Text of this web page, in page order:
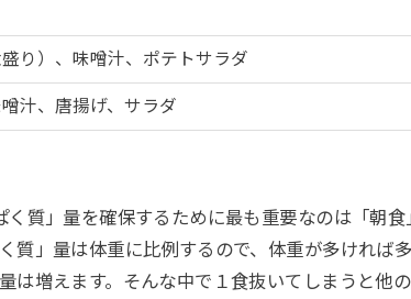
り）、味噌汁、ポテトサラダ
汁、唐揚げ、サラダ
く質」量を確保するために最も重要なのは「朝
質」量は体重に比例するので、体重が多ければ
は増えます。そんな中で１食抜いてしまうと他